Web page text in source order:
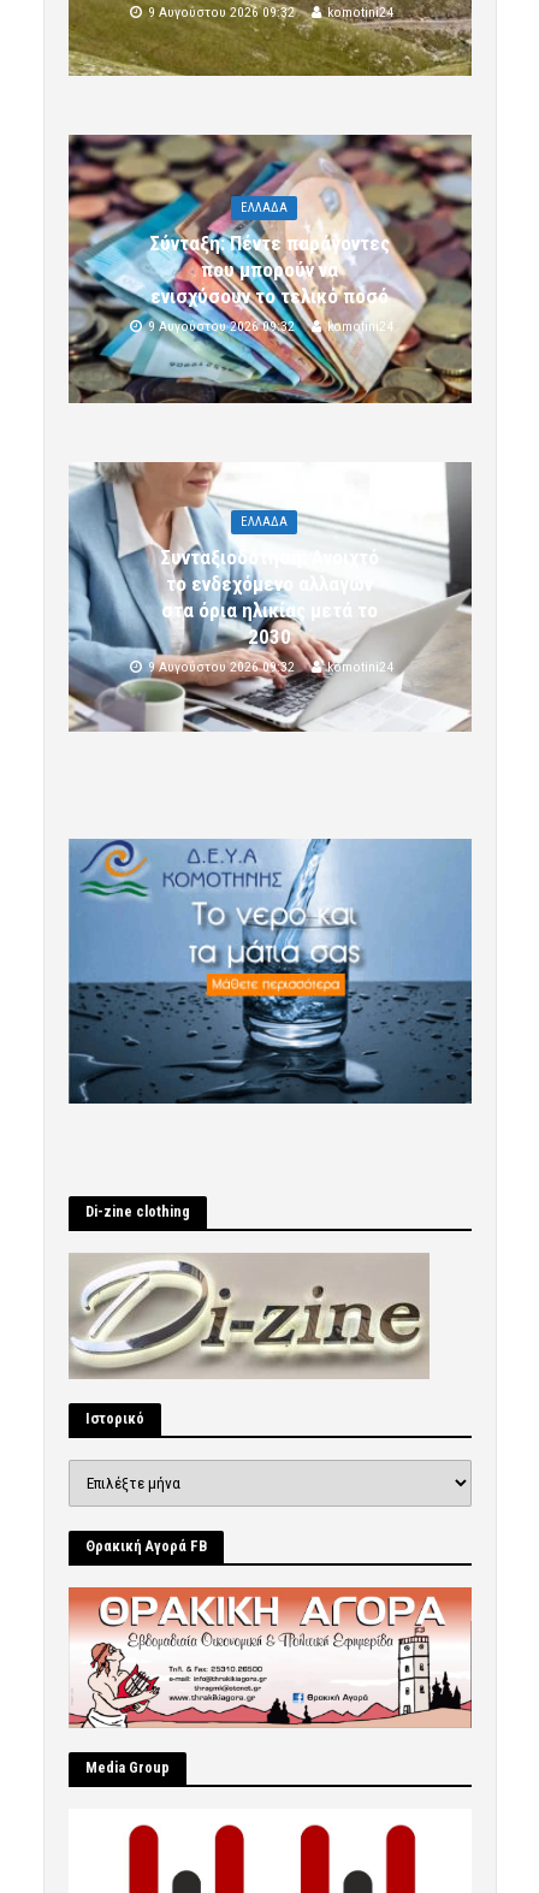
9 Αυγούστου 2026 09:32 komotini24
ΕΛΛΑΔΑ
Σύνταξη: Πέντε παράγοντες
που μπορούν να
ενισχύσουν το τελικό ποσό
9 Αυγούστου 2026 09:32 komotini24
ΕΛΛΑΔΑ
Συνταξιοδότηση: Ανοιχτό
το ενδεχόμενο αλλαγών
στα όρια ηλικίας μετά το
2030
9 Αυγούστου 2026 09:32 komotini24
Di-zine clothing
Ιστορικό
Θρακική Αγορά FB
Μedia Group